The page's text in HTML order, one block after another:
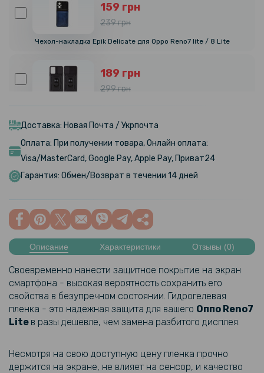
159 грн
239 грн
Чехол-накладка Epik Delicate для Oppo Reno7 lite / 8 Lite
189 грн
299 грн
Чехол накладка Ricco Camera Sliding для Oppo A57 4G / A57S
89 грн
119 грн
Защитное стекло Tempered Glass 0.3mm для Oppo A57s / A57 / A77
Transparent
119 грн
199 грн
Чехол-накладка Carbon для Oppo A57s
Доставка: Новая Почта / Укрпочта
Оплата: При получении товара, Онлайн оплата:
Visa/MasterCard, Google Pay, Apple Pay, Приват24
Гарантия: Обмен/Возврат в течении 14 дней
Описание Характеристики Отзывы (0)
Своевременно нанести защитное покрытие на экран
смартфона - высокая вероятность сохранить его
свойства в безупречном состоянии. Гидрогелевая
пленка - это надежная защита для вашего Оппо Reno7
Lite в разы дешевле, чем замена разбитого дисплея.
Несмотря на свою доступную цену пленка прочно
держится на экране, не влияет на сенсор, и качество